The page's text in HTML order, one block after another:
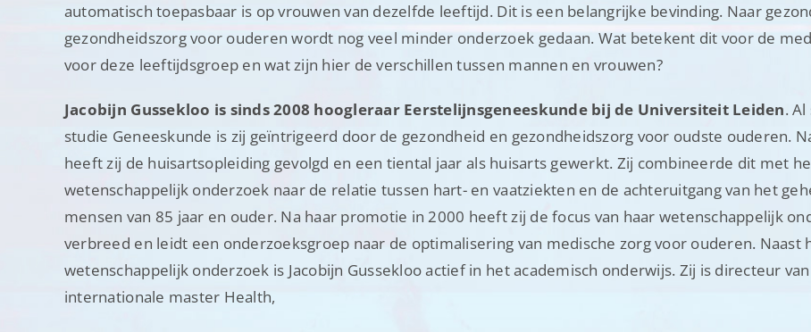
automatisch toepasbaar is op vrouwen van dezelfde leeftijd. Dit is een belangrijke bevinding. Naar
gezondheidszorg voor ouderen wordt nog veel minder onderzoek gedaan. Wat betekent dit voor de
voor deze leeftijdsgroep en wat zijn hier de verschillen tussen mannen en vrouwen?
Jacobijn Gussekloo is sinds 2008 hoogleraar Eerstelijnsgeneeskunde bij de Universiteit Leiden.
studie Geneeskunde is zij geïntrigeerd door de gezondheid en gezondheidszorg voor oudste ouderen.
heeft zij de huisartsopleiding gevolgd en een tiental jaar als huisarts gewerkt. Zij combineerde dit met
wetenschappelijk onderzoek naar de relatie tussen hart- en vaatziekten en de achteruitgang van het
mensen van 85 jaar en ouder. Na haar promotie in 2000 heeft zij de focus van haar wetenschappelijk
verbreed en leidt een onderzoeksgroep naar de optimalisering van medische zorg voor ouderen. Naast
wetenschappelijk onderzoek is Jacobijn Gussekloo actief in het academisch onderwijs. Zij is directeur
internationale master Health,